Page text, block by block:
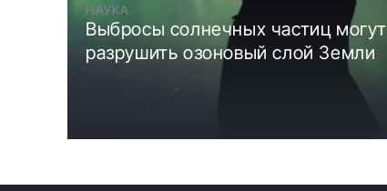
НАУКА
Выбросы солнечных частиц могут
разрушить озоновый слой Земли